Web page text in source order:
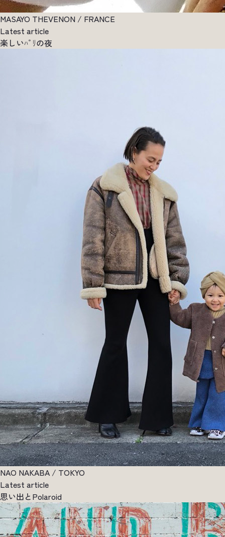
MASAYO THEVENON / FRANCE
Latest article
楽しいﾊﾟﾘの夜
NAO NAKABA / TOKYO
Latest article
思い出とPolaroid